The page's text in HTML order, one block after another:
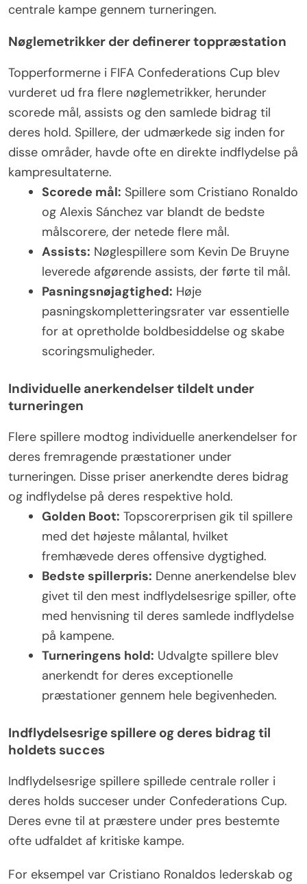
centrale kampe gennem turneringen.
Nøglemetrikker der definerer toppræstation
Topperformerne i FIFA Confederations Cup blev
vurderet ud fra flere nøglemetrikker, herunder
scorede mål, assists og den samlede bidrag til
deres hold. Spillere, der udmærkede sig inden for
disse områder, havde ofte en direkte indflydelse på
kampresultaterne.
Scorede mål: Spillere som Cristiano Ronaldo
og Alexis Sánchez var blandt de bedste
målscorere, der netede flere mål.
Assists: Nøglespillere som Kevin De Bruyne
leverede afgørende assists, der førte til mål.
Pasningsnøjagtighed: Høje
pasningskompletteringsrater var essentielle
for at opretholde boldbesiddelse og skabe
scoringsmuligheder.
Individuelle anerkendelser tildelt under
turneringen
Flere spillere modtog individuelle anerkendelser for
deres fremragende præstationer under
turneringen. Disse priser anerkendte deres bidrag
og indflydelse på deres respektive hold.
Golden Boot: Topscorerprisen gik til spillere
med det højeste målantal, hvilket
fremhævede deres offensive dygtighed.
Bedste spillerpris: Denne anerkendelse blev
givet til den mest indflydelsesrige spiller, ofte
med henvisning til deres samlede indflydelse
på kampene.
Turneringens hold: Udvalgte spillere blev
anerkendt for deres exceptionelle
præstationer gennem hele begivenheden.
Indflydelsesrige spillere og deres bidrag til
holdets succes
Indflydelsesrige spillere spillede centrale roller i
deres holds succeser under Confederations Cup.
Deres evne til at præstere under pres bestemte
ofte udfaldet af kritiske kampe.
For eksempel var Cristiano Ronaldos lederskab og